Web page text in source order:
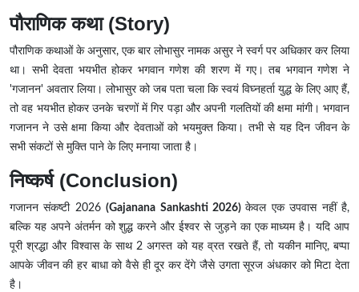
पौराणिक कथा (Story)
पौराणिक कथाओं के अनुसार, एक बार लोभासुर नामक असुर ने स्वर्ग पर अधिकार कर लिया
था। सभी देवता भयभीत होकर भगवान गणेश की शरण में गए। तब भगवान गणेश ने
'गजानन' अवतार लिया। लोभासुर को जब पता चला कि स्वयं विघ्नहर्ता युद्ध के लिए आए हैं,
तो वह भयभीत होकर उनके चरणों में गिर पड़ा और अपनी गलतियों की क्षमा मांगी। भगवान
गजानन ने उसे क्षमा किया और देवताओं को भयमुक्त किया। तभी से यह दिन जीवन के
सभी संकटों से मुक्ति पाने के लिए मनाया जाता है।
निष्कर्ष (Conclusion)
गजानन संकष्टी 2026(Gajanana Sankashti 2026)केवल एक उपवास नहीं है,
बल्कि यह अपने अंतर्मन को शुद्ध करने और ईश्वर से जुड़ने का एक माध्यम है। यदि आप
पूरी श्रद्धा और विश्वास के साथ 2 अगस्त को यह व्रत रखते हैं, तो यकीन मानिए, बप्पा
आपके जीवन की हर बाधा को वैसे ही दूर कर देंगे जैसे उगता सूरज अंधकार को मिटा देता
है।